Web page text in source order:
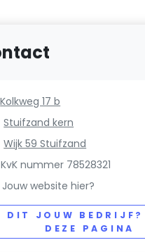
Kolkweg 17 b
Stuifzand kern
Wijk 59 Stuifzand
KvK nummer 78528321
Jouw website hier?
DIT JOUW BEDRIJF?
DEZE PAGINA